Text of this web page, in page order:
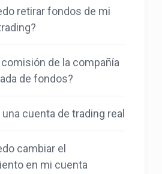
retirar fondos de mi
comisión de la compañía
de fondos?
cuenta de trading real
cambiar el
en mi cuenta